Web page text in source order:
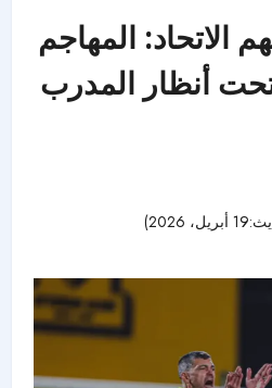
الاتحاد: المهاجم
أنظار المدرب